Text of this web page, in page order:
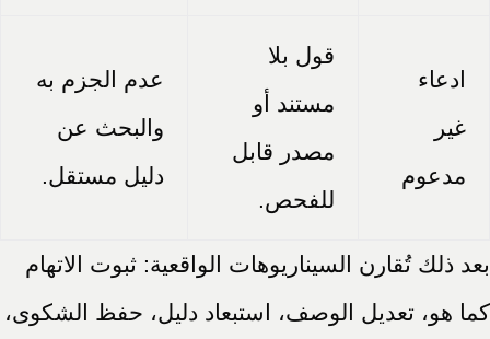
ادعاء
غير
مدعوم
قول بلا
مستند أو
مصدر قابل
للفحص.
عدم الجزم به
والبحث عن
دليل مستقل.
بعد ذلك تُقارن السيناريوهات الواقعية: ثبوت الاتهام
كما هو، تعديل الوصف، استبعاد دليل، حفظ الشكوى،